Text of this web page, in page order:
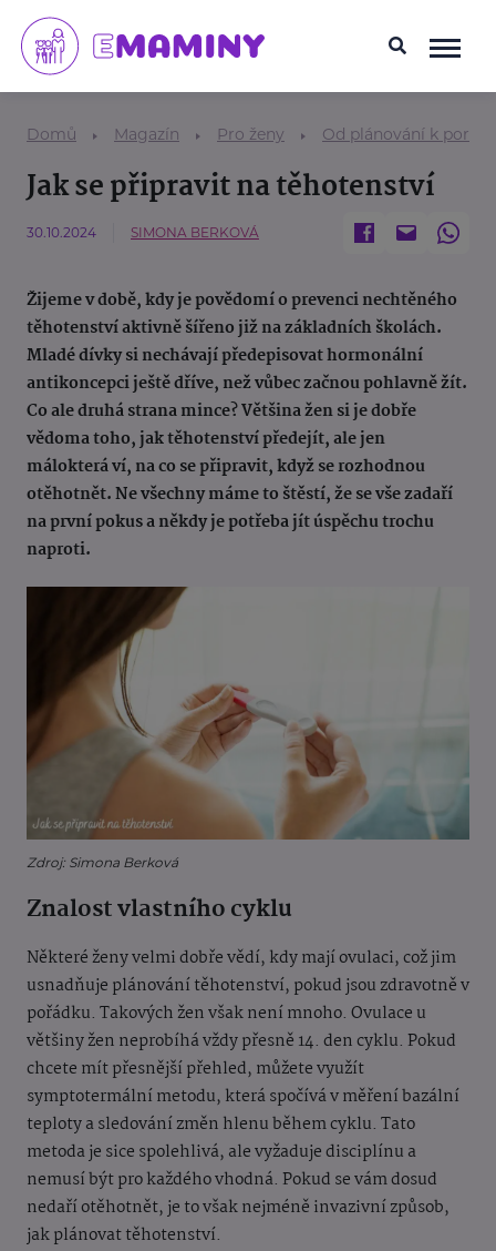
Domů Magazín Pro ženy Od plánování k
Jak se připravit na těhotenství
30.10.2024 SIMONA BERKOVÁ
Žijeme v době, kdy je povědomí o prevenci nechtěného
těhotenství aktivně šířeno již na základních školách.
Mladé dívky si nechávají předepisovat hormonální
antikoncepci ještě dříve, než vůbec začnou pohlavně žít.
Co ale druhá strana mince? Většina žen si je dobře
vědoma toho, jak těhotenství předejít, ale jen
málokterá ví, na co se připravit, když se rozhodnou
otěhotnět. Ne všechny máme to štěstí, že se vše zadaří
na první pokus a někdy je potřeba jít úspěchu trochu
naproti.
Zdroj: Simona Berková
Znalost vlastního cyklu
Některé ženy velmi dobře vědí, kdy mají ovulaci, což jim
usnadňuje plánování těhotenství, pokud jsou zdravotně v
pořádku. Takových žen však není mnoho. Ovulace u
většiny žen neprobíhá vždy přesně 14. den cyklu. Pokud
chcete mít přesnější přehled, můžete využít
symptotermální metodu, která spočívá v měření bazální
teploty a sledování změn hlenu během cyklu. Tato
metoda je sice spolehlivá, ale vyžaduje disciplínu a
nemusí být pro každého vhodná. Pokud se vám dosud
nedaří otěhotnět, je to však nejméně invazivní způsob,
jak plánovat těhotenství.